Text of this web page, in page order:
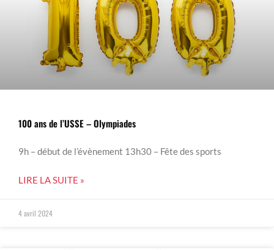
100 ans de l’USSE – Olympiades
9h – début de l’évènement 13h30 – Fête des sports
LIRE LA SUITE »
4 avril 2024